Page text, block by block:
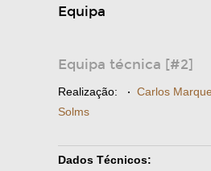
Equipa
Equipa técnica [#2]
Realização: · Carlos
Solms
Dados Técnicos: